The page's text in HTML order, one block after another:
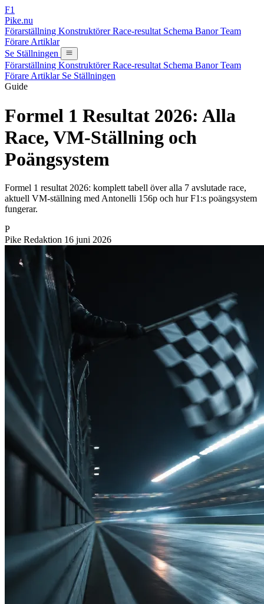
F1
Pike.nu
Förarställning KonstruktörerRace-resultat Schema BanorTeam
Förare Artiklar
Se Ställningen
Förarställning KonstruktörerRace-resultat Schema BanorTeam
Förare Artiklar Se Ställningen
Guide
Formel 1 Resultat 2026: Alla
Race, VM-Ställning och
Poängsystem
Formel 1 resultat 2026: komplett tabell över alla 7 avslutade race,
aktuell VM-ställning med Antonelli 156p och hur F1:s poängsystem
fungerar.
P
Pike Redaktion 16 juni 2026